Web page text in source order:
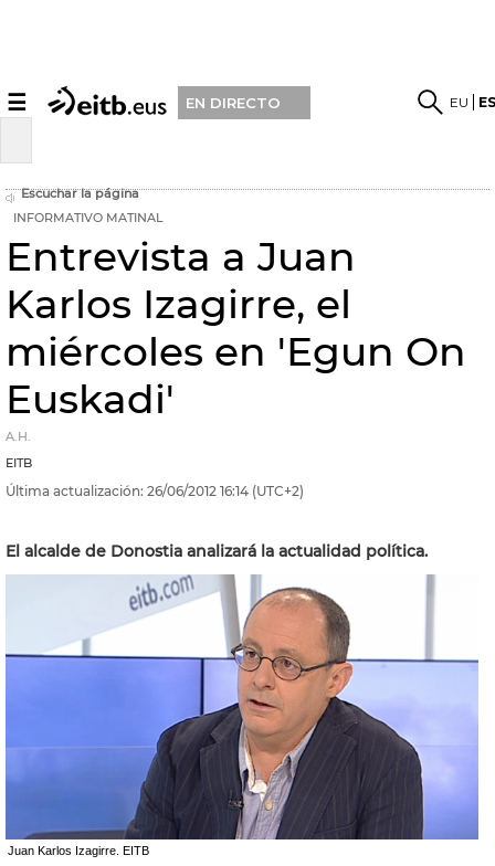
☰ EN DIRECTO EU
Escuchar la página
INFORMATIVO MATINAL
Entrevista a Juan
Karlos Izagirre, el
miércoles en 'Egun On
Euskadi'
A.H.
EITB
Última actualización: 26/06/2012 16:14 (UTC+2)
El alcalde de Donostia analizará la actualidad política.
Juan Karlos Izagirre. EITB